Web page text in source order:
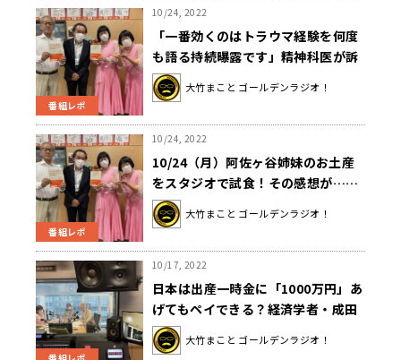
番組レポ
10/24, 2022
「一番効くのはトラウマ経験を何度
も語る持続曝露です」精神科医が訴
えるいじめ被害者優先のケアとは？
大竹まこと ゴールデンラジオ！
番組レポ
10/24, 2022
10/24（月）阿佐ヶ谷姉妹のお土産
をスタジオで試食！その感想が……
大竹まこと ゴールデンラジオ！
10/17, 2022
日本は出産一時金に「1000万円」あ
げてもペイできる？経済学者・成田
悠輔に聞く子ども支援の未来像
大竹まこと ゴールデンラジオ！